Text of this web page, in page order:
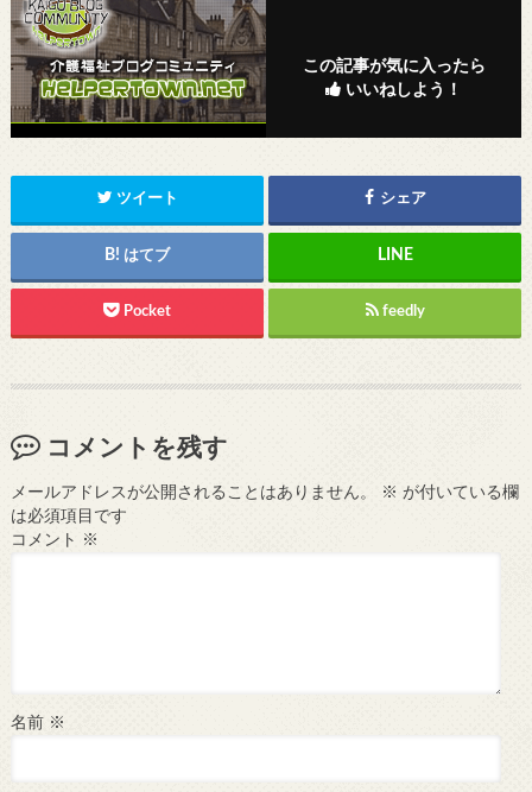
この記事が気に入ったら
いいねしよう！
ツイート シェア
はてブ
Pocket feedly
コメントを残す
メールアドレスが公開されることはありません。 ※ が付いている欄
は必須項目です
コメント
※
名前 ※